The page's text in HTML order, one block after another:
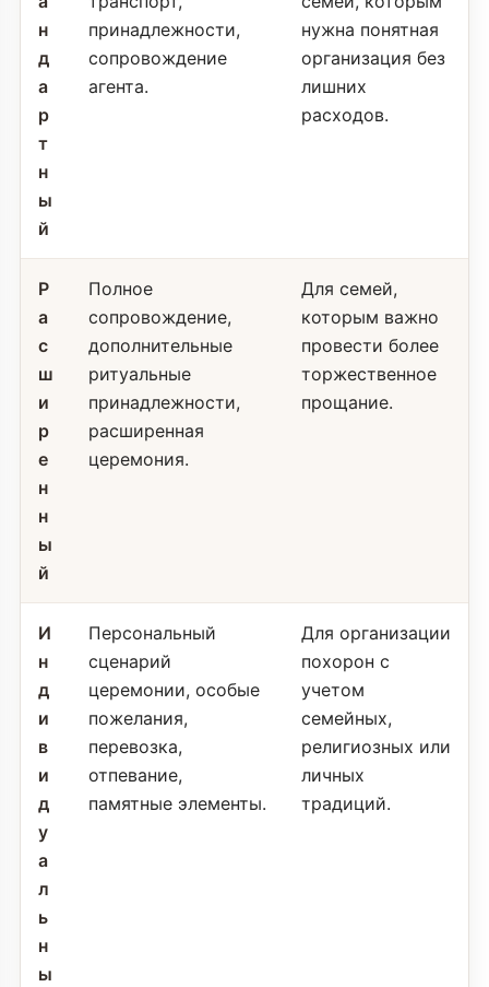
н
д
а
р
т
н
ы
й
принадлежности,
сопровождение
агента.
нужна понятная
организация без
лишних
расходов.
Р
а
с
ш
и
р
е
н
н
ы
й
Полное
сопровождение,
дополнительные
ритуальные
принадлежности,
расширенная
церемония.
Для семей,
которым важно
провести более
торжественное
прощание.
И
н
д
и
в
и
д
у
а
л
ь
н
ы
Персональный
сценарий
церемонии, особые
пожелания,
перевозка,
отпевание,
памятные элементы.
Для организации
похорон с
учетом
семейных,
религиозных или
личных
традиций.